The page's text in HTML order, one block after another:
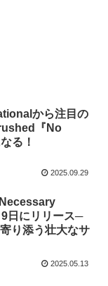
から注目の
『No
る！
2025.09.29
日にリリース─
り添う壮大なサ
2025.05.13